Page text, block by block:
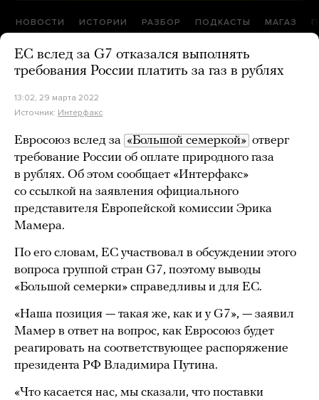
НОВОСТИ ИСТОРИИ РАЗБОР ПОДКАСТЫ МАГАЗ
ЕС вслед за G7 отказался выполнять
требования России платить за газ в рублях
13:02, 29 марта 2022
Источник: Интерфакс
Евросоюз вслед за «Большой семеркой» отверг
требование России об оплате природного газа
в рублях. Об этом сообщает «Интерфакс»
со ссылкой на заявления официального
представителя Европейской комиссии Эрика
Мамера.
По его словам, ЕС участвовал в обсуждении этого
вопроса группой стран G7, поэтому выводы
«Большой семерки» справедливы и для ЕС.
«Наша позиция — такая же, как и у G7», — заявил
Мамер в ответ на вопрос, как Евросоюз будет
реагировать на соответствующее распоряжение
президента РФ Владимира Путина.
«Что касается нас, мы сказали, что поставки